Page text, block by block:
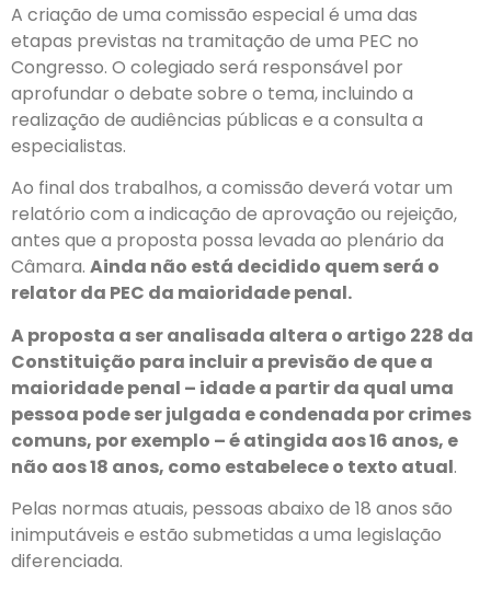
A criação de uma comissão especial é uma das
etapas previstas na tramitação de uma PEC no
Congresso. O colegiado será responsável por
aprofundar o debate sobre o tema, incluindo a
realização de audiências públicas e a consulta a
especialistas.
Ao final dos trabalhos, a comissão deverá votar um
relatório com a indicação de aprovação ou rejeição,
antes que a proposta possa levada ao plenário da
Câmara. Ainda não está decidido quem será o
relator da PEC da maioridade penal.
A proposta a ser analisada altera o artigo 228 da
Constituição para incluir a previsão de que a
maioridade penal – idade a partir da qual uma
pessoa pode ser julgada e condenada por crimes
comuns, por exemplo – é atingida aos 16 anos, e
não aos 18 anos, como estabelece o texto atual.
Pelas normas atuais, pessoas abaixo de 18 anos são
inimputáveis e estão submetidas a uma legislação
diferenciada.